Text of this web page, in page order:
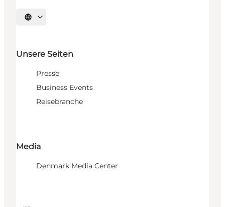
Sprache auswählen
Unsere Seiten
Presse
Business Events
Reisebranche
Media
Denmark Media Center